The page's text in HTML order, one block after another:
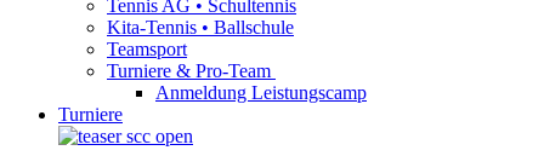
Tennis AG • Schultennis
Kita-Tennis • Ballschule
Teamsport
Turniere & Pro-Team
Anmeldung Leistungscamp
Turniere